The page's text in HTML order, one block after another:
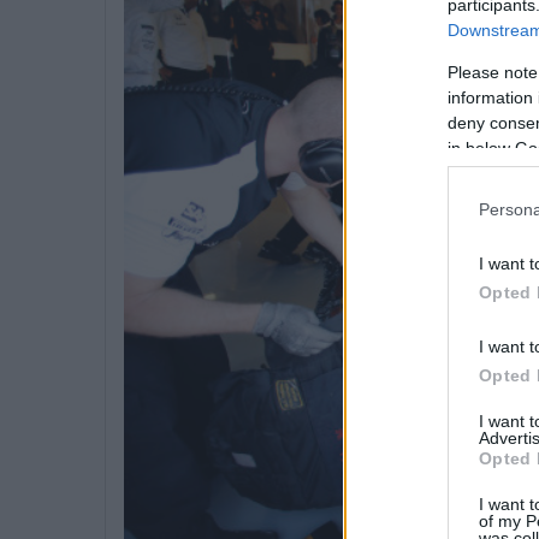
Please
information
deny
in below
I want
Opted
I want
Opted
I want
Opted
I want
of my